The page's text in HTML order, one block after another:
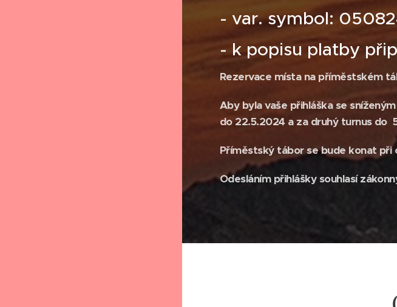
- var. symbol:
- k popisu platby
Rezervace místa na příměstském
Aby byla vaše přihláška se
do 22.5.2024 a za druhý turnus do
Příměstský tábor se bude konat
Odesláním přihlášky souhlasí